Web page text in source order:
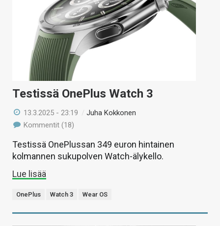
Testissä OnePlus Watch 3
13.3.2025 - 23:19 /Juha Kokkonen
Kommentit (18)
Testissä OnePlussan 349 euron hintainen
kolmannen sukupolven Watch-älykello.
Lue lisää
OnePlus Watch 3 Wear OS